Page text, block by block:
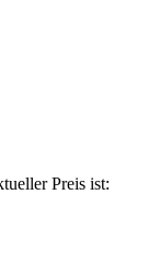
Preis ist: